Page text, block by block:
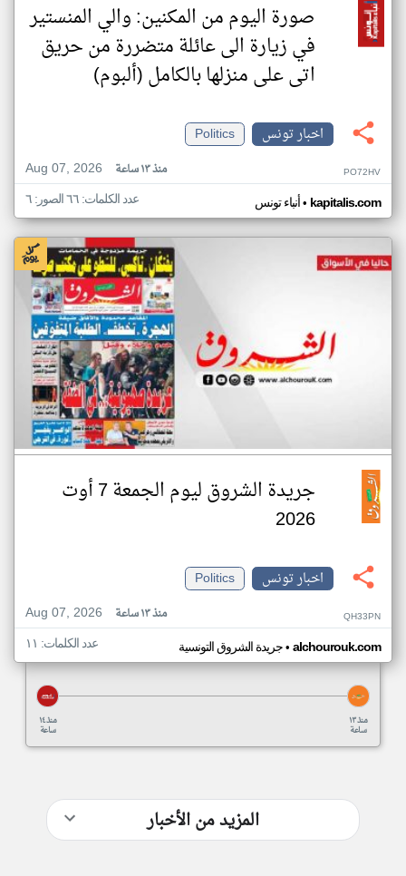
صورة اليوم من المكنين: والي المنستير
في زيارة الى عائلة متضررة من حريق
اتى على منزلها بالكامل (ألبوم)
اخبار تونس
Politics
Aug 07, 2026
منذ ١٣ ساعة PO72HV
أنباء تونس• kapitalis.com عدد الكلمات: ٦٦ الصور: ٦
جريدة الشروق ليوم الجمعة 7 أوت
2026
اخبار تونس
Politics
Aug 07, 2026
منذ ١٣ ساعة QH33PN
جريدة الشروق التونسية• alchourouk.com عدد الكلمات: ١١
منذ ١٤
ساعة
منذ ١٣
ساعة
المزيد من الأخبار